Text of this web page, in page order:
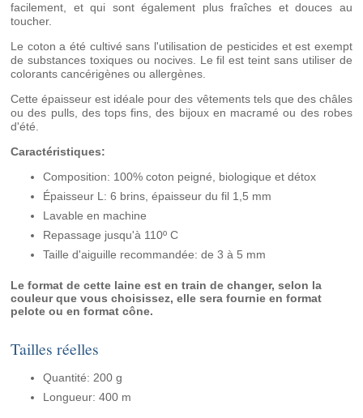
facilement, et qui sont également plus fraîches et douces au
toucher.
Le coton a été cultivé sans l'utilisation de pesticides et est exempt
de substances toxiques ou nocives. Le fil est teint sans utiliser de
colorants cancérigènes ou allergènes.
Cette épaisseur est idéale pour des vêtements tels que des châles
ou des pulls, des tops fins, des bijoux en macramé ou des robes
d'été.
Caractéristiques:
Composition: 100% coton peigné, biologique et détox
Épaisseur L: 6 brins, épaisseur du fil 1,5 mm
Lavable en machine
Repassage jusqu'à 110º C
Taille d'aiguille recommandée: de 3 à 5 mm
Le format de cette laine est en train de changer, selon la
couleur que vous choisissez, elle sera fournie en format
pelote ou en format cône.
Tailles réelles
Quantité: 200 g
Longueur: 400 m